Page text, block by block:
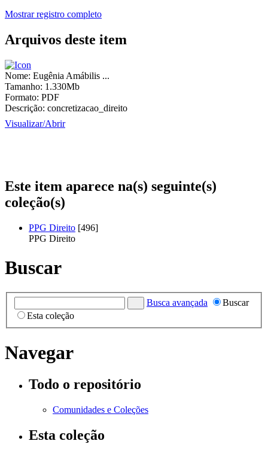
Mostrar registro completo
Arquivos deste item
Nome: Eugênia Amábilis ...
Tamanho: 1.330Mb
Formato: PDF
Descrição: concretizacao_direito
Visualizar/Abrir
Este item aparece na(s) seguinte(s)
coleção(s)
PPG Direito [496]
PPG Direito
Buscar
Busca avançada
Buscar
Esta coleção
Navegar
Todo o repositório
Comunidades e Coleções
Esta coleção